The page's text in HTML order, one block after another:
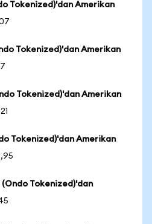
Tokenized)'dan Amerikan
Tokenized)'dan Amerikan
Tokenized)'dan Amerikan
Tokenized)'dan Amerikan
(Ondo Tokenized)'dan